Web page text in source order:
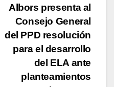
Albors presenta al
Consejo General
del PPD resolución
para el desarrollo
del ELA ante
planteamientos